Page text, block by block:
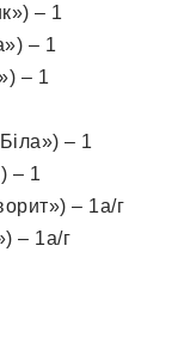
– 1
– 1
– 1
– 1
– 1
– 1а/г
– 1а/г